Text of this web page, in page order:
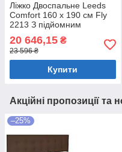
Ліжко Двоспальне Leeds
Comfort 160 х 190 см Fly
2213 З підйомним
механізмом та нішою для
білизни Світло-коричневий
20 646,15 ₴
23 596 ₴
Купити
Акційні пропозиції та
–25%